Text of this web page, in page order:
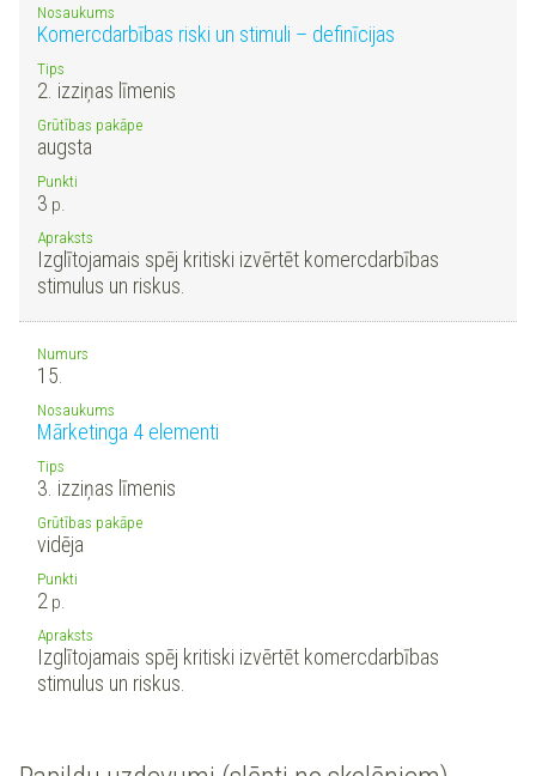
Nosaukums
Komercdarbības riski un stimuli – definīcijas
Tips
2. izziņas līmenis
Grūtības pakāpe
augsta
Punkti
3 p.
Apraksts
Izglītojamais spēj kritiski izvērtēt komercdarbības
stimulus un riskus.
Numurs
15.
Nosaukums
Mārketinga 4 elementi
Tips
3. izziņas līmenis
Grūtības pakāpe
vidēja
Punkti
2 p.
Apraksts
Izglītojamais spēj kritiski izvērtēt komercdarbības
stimulus un riskus.